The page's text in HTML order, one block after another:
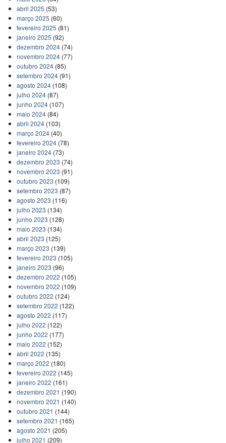
abril 2025 (53)
março 2025 (60)
fevereiro 2025 (81)
janeiro 2025 (92)
dezembro 2024(74)
novembro 2024(77)
outubro 2024(85)
setembro 2024(91)
agosto 2024(108)
julho 2024(87)
junho 2024(107)
maio 2024(84)
abril 2024(103)
março 2024(40)
fevereiro 2024(78)
janeiro 2024(73)
dezembro 2023 (74)
novembro 2023 (91)
outubro 2023 (109)
setembro 2023 (87)
agosto 2023 (116)
julho 2023 (134)
junho 2023 (128)
maio 2023 (134)
abril 2023 (125)
março 2023 (139)
fevereiro 2023 (105)
janeiro 2023 (96)
dezembro 2022 (105)
novembro 2022 (109)
outubro 2022 (124)
setembro 2022 (122)
agosto 2022 (117)
julho 2022 (122)
junho 2022 (177)
maio 2022 (152)
abril 2022 (135)
março 2022 (180)
fevereiro 2022 (145)
janeiro 2022 (161)
dezembro 2021 (190)
novembro 2021 (140)
outubro 2021 (144)
setembro 2021 (165)
agosto 2021 (205)
julho 2021 (209)